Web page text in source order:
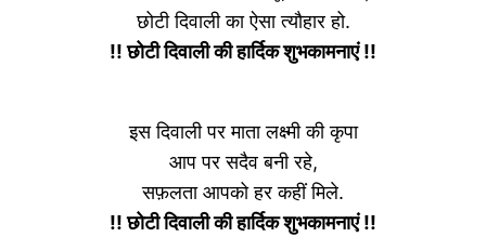
छोटी दिवाली का ऐसा त्यौहार हो.
!! छोटी दिवाली की हार्दिक शुभकामनाएं !!
इस दिवाली पर माता लक्ष्मी की कृपा
आप पर सदैव बनी रहे,
सफ़लता आपको हर कहीं मिले.
!! छोटी दिवाली की हार्दिक शुभकामनाएं !!